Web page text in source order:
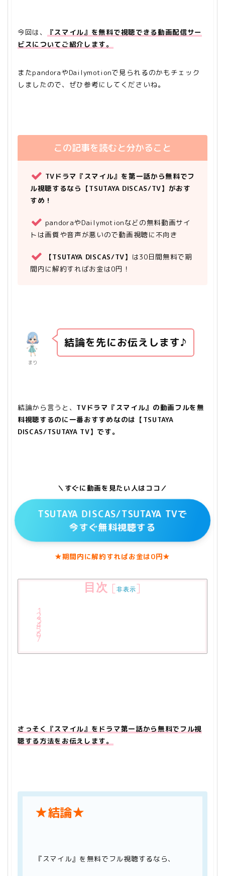
今回は、
『スマイル』を無料で視聴できる動画配信サー
ビスについてご紹介します。
またpandoraやDailymotionで見られるのかもチェック
しましたので、ぜひ参考にしてくださいね。
この記事を読むと分かること
TVドラマ『スマイル』を第一話から無料でフ
ル視聴するなら【TSUTAYA DISCAS/TV】がおす
すめ！
pandoraやDailymotionなどの無料動画サイ
トは画質や音声が悪いので動画視聴に不向き
【TSUTAYA DISCAS/TV】 は30日間無料で期
間内に解約すればお金は0円！
まり
結論を先にお伝えします♪
結論から言うと、 TVドラマ『スマイル』の動画フルを無
料視聴するのに一番おすすめなのは【TSUTAYA
DISCAS/TSUTAYA TV】です。
＼すぐに動画を見たい人はココ／
TSUTAYA DISCAS/TSUTAYA TVで
今すぐ無料視聴する
★期間内に解約すればお金は0円★
目次 [非表示]
さっそく『スマイル』をドラマ第一話から無料でフル視
聴する方法をお伝えします。
★結論★
『スマイル』を無料でフル視聴するなら、